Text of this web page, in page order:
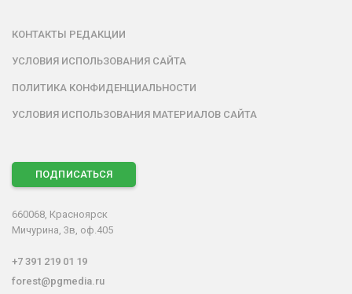
КОНТАКТЫ РЕДАКЦИИ
УСЛОВИЯ ИСПОЛЬЗОВАНИЯ САЙТА
ПОЛИТИКА КОНФИДЕНЦИАЛЬНОСТИ
УСЛОВИЯ ИСПОЛЬЗОВАНИЯ МАТЕРИАЛОВ САЙТА
ПОДПИСАТЬСЯ
660068, Красноярск
Мичурина, 3в, оф.405
+7 391 219 01 19
forest@pgmedia.ru